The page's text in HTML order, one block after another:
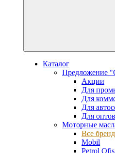
Каталог
Предложение
Акции
Для
Для
Для
Для
Моторные
Все
Mobil
Petrol